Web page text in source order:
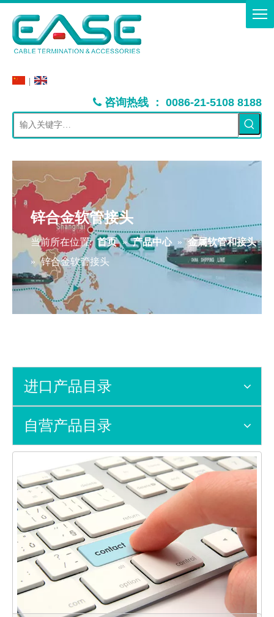
 咨询热线 ： 0086-21-5108 8188
锌合金软管接头
当前所在位置: 首页 » 产品中心 » 金属软管和接头
» 锌合金软管接头
进口产品目录
自营产品目录